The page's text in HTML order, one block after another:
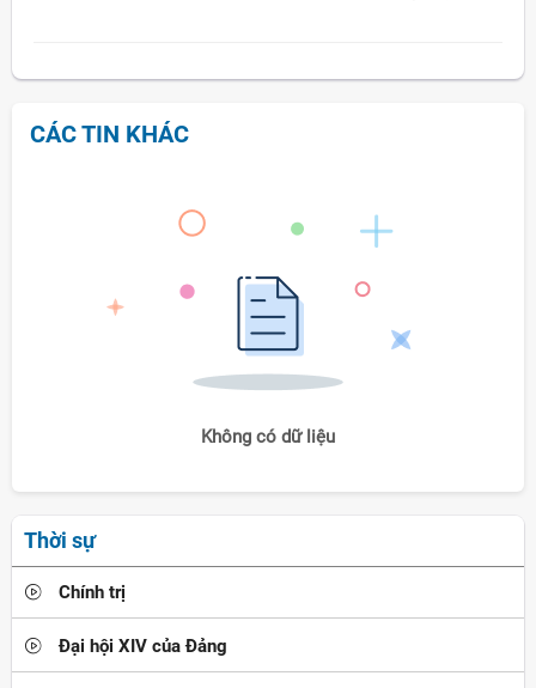
CÁC TIN KHÁC
Không có dữ liệu
Thời sự
Chính trị
Đại hội XIV của Đảng